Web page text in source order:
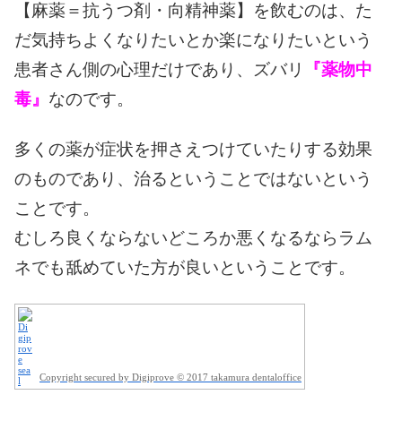
【麻薬＝抗うつ剤・向精神薬】を飲むのは、た
だ気持ちよくなりたいとか楽になりたいという
患者さん側の心理だけであり、ズバリ
『薬物中
毒』 なのです。
多くの薬が症状を押さえつけていたりする効果
のものであり、治るということではないという
ことです。
むしろ良くならないどころか悪くなるならラム
ネでも舐めていた方が良いということです。
Copyright secured by Digiprove © 2017 takamura dentaloffice